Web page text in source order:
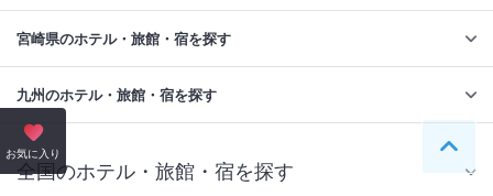
お気に入り ペー
宮崎県のホテル・旅館・宿を探す
九州のホテル・旅館・宿を探す
全国のホテル・旅館・宿を探す